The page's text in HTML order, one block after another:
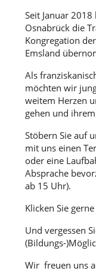
Seit Januar
Osnabrück die
Kongregation
Emsland
Als
möchten wir
weitem Herzen
gehen und
Stöbern Sie auf
mit uns einen
oder eine
Absprache
ab 15 Uhr).
Klicken Sie
Und vergessen
(Bildungs-
Wir freuen uns